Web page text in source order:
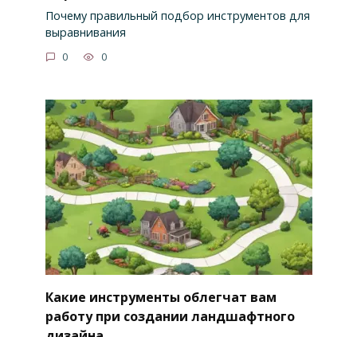
Почему правильный подбор инструментов для
выравнивания
0 0
Какие инструменты облегчат вам
работу при создании ландшафтного